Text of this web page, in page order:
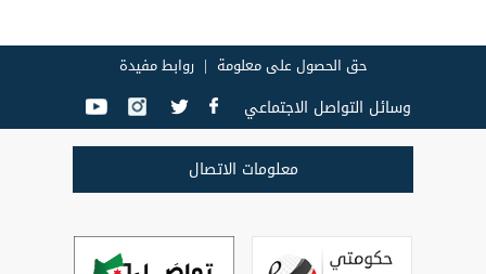
حق الحصول على معلومة روابط مفيدة
وسائل التواصل الاجتماعي
معلومات الاتصال